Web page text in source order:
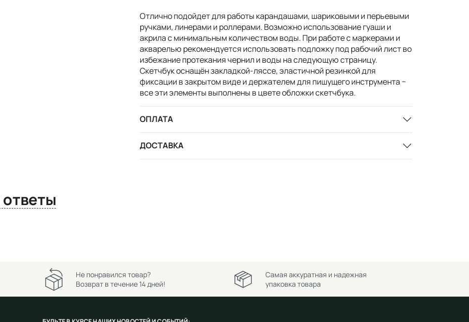
Отлично подойдет для работы карандашами, шариковыми и перьевыми
ручками, линерами и роллерами. Возможно использование гуаши и
акрила с минимальным количеством воды. При работе с маркерами и
акварелью рекомендуется использовать подложку под рабочий лист во
избежание протекания чернил и воды на следующую страницу.
Скетчбук оснащён закладкой-ляссе, эластичной резинкой для
фиксации в закрытом виде и держателем для пишущего инструмента −
все эти элементы выполнены в цвете обложки скетчбука.
ОПЛАТА
ДОСТАВКА
Вопросы и ответы
Не понравился товар?
Возврат в течение 14 дней!
Самая аккуратная и надежная
упаковка товара